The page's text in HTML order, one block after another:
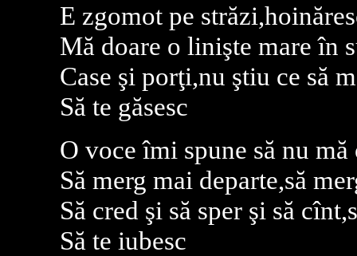
E zgomot pe
Mă doare o linişte mare în
Case şi porţi,nu ştiu ce să
Să te găsesc
O voce îmi spune să nu mă
Să merg mai departe,să
Să cred şi să sper şi să
Să te iubesc